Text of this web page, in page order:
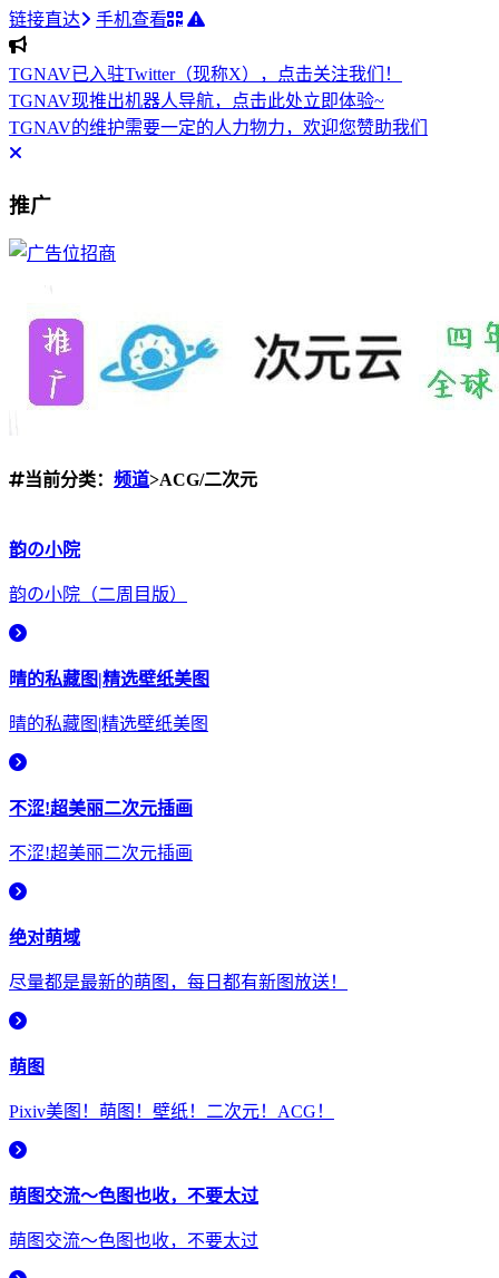
链接直达 手机查看
TGNAV已入驻Twitter（现称X），点击关注我们！
TGNAV现推出机器人导航，点击此处立即体验~
TGNAV的维护需要一定的人力物力，欢迎您赞助我们
推广
当前分类： 频道>ACG/二次元
韵の小院
韵の小院（二周目版）
晴的私藏图|精选壁纸美图
晴的私藏图|精选壁纸美图
不涩!超美丽二次元插画
不涩!超美丽二次元插画
绝对萌域
尽量都是最新的萌图，每日都有新图放送！
萌图
Pixiv美图！萌图！壁纸！二次元！ACG！
萌图交流～色图也收，不要太过
萌图交流～色图也收，不要太过